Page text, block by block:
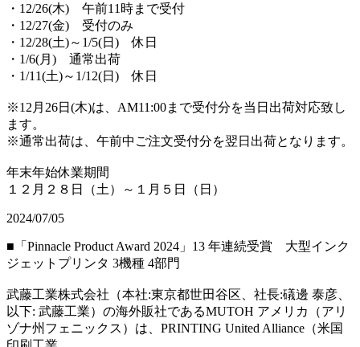
・12/26(木) 午前11時まで受付
・12/27(金) 受付のみ
・12/28(土)～1/5(日) 休日
・1/6(月) 通常出荷
・1/11(土)～1/12(日) 休日
※12月26日(木)は、AM11:00まで受付分を当日出荷対応致し
ます。
※通常出荷は、午前中ご注文受付分を翌日出荷となります。
年末年始休業期間
１２月２８日（土）～１月５日（日）
2024/07/05
■「Pinnacle Product Award 2024」13 年連続受賞 大型インク
ジェットプリンタ 3機種 4部門
武藤工業株式会社（本社:東京都世田谷区、社長:礒邊 泰彦、
以下: 武藤工業）の海外販社であるMUTOH アメリカ（アリ
ゾナ州フェニックス）は、PRINTING United Alliance（米国